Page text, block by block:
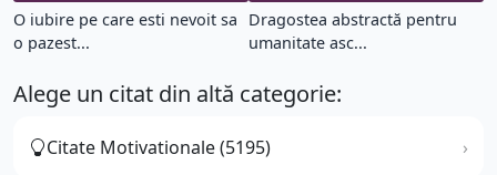
O iubire pe care esti nevoit sa
o pazest...
Dragostea abstractă pentru
umanitate asc...
Alege un citat din altă categorie:
Citate Motivationale (5195)